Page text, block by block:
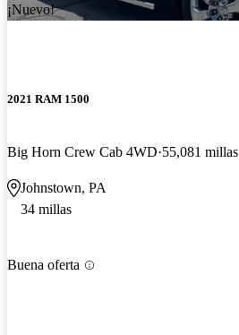
¡Nuevo!
2021 RAM 1500
Big Horn Crew Cab 4WD 55,081 millas
Johnstown, PA
34 millas
Buena oferta